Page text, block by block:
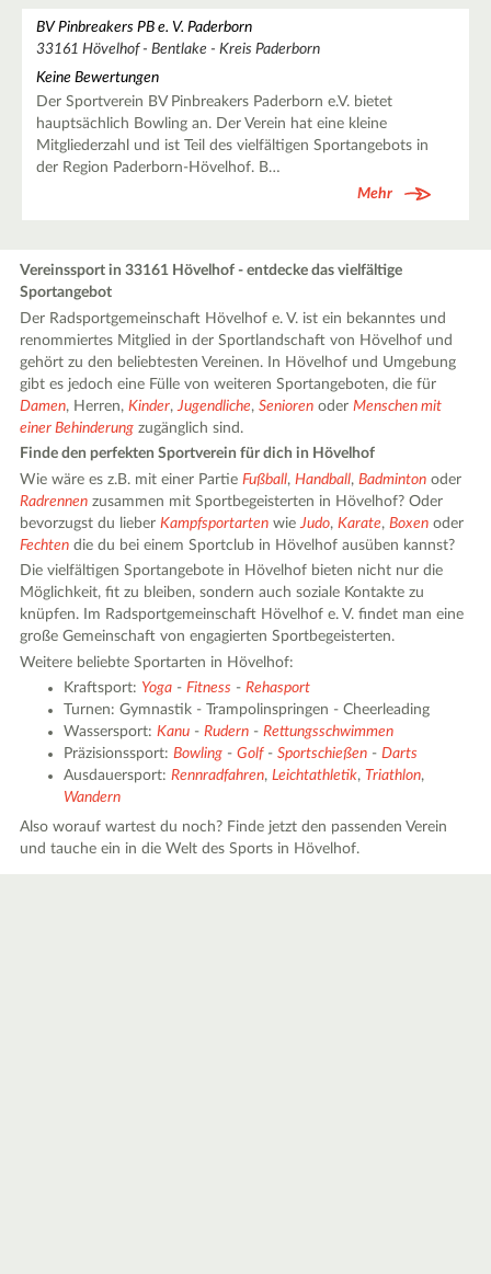
BV Pinbreakers PB e. V. Paderborn
33161 Hövelhof - Bentlake - Kreis Paderborn
Keine Bewertungen
Der Sportverein BV Pinbreakers Paderborn e.V. bietet
hauptsächlich Bowling an. Der Verein hat eine kleine
Mitgliederzahl und ist Teil des vielfältigen Sportangebots in
der Region Paderborn-Hövelhof. B…
Mehr
Vereinssport in 33161 Hövelhof - entdecke das vielfältige
Sportangebot
Der Radsportgemeinschaft Hövelhof e. V. ist ein bekanntes und
renommiertes Mitglied in der Sportlandschaft von Hövelhof und
gehört zu den beliebtesten Vereinen. In Hövelhof und Umgebung
gibt es jedoch eine Fülle von weiteren Sportangeboten, die für
Damen, Herren,Kinder,Jugendliche,Senioren oderMenschen mit
einer Behinderung zugänglich sind.
Finde den perfekten Sportverein für dich in Hövelhof
Wie wäre es z.B. mit einer PartieFußball,Handball,Badminton oder
Radrennen zusammen mit Sportbegeisterten in Hövelhof? Oder
bevorzugst du lieberKampfsportarten wieJudo,Karate,Boxen oder
Fechten die du bei einem Sportclub in Hövelhof ausüben kannst?
Die vielfältigen Sportangebote in Hövelhof bieten nicht nur die
Möglichkeit, fit zu bleiben, sondern auch soziale Kontakte zu
knüpfen. Im Radsportgemeinschaft Hövelhof e. V. findet man eine
große Gemeinschaft von engagierten Sportbegeisterten.
Weitere beliebte Sportarten in Hövelhof:
Kraftsport: Yoga -Fitness -Rehasport
Turnen: Gymnastik - Trampolinspringen - Cheerleading
Wassersport:Kanu -Rudern -Rettungsschwimmen
Präzisionssport:Bowling -Golf-Sportschießen -Darts
Ausdauersport:Rennradfahren,Leichtathletik, Triathlon,
Wandern
Also worauf wartest du noch? Finde jetzt den passenden Verein
und tauche ein in die Welt des Sports in Hövelhof.